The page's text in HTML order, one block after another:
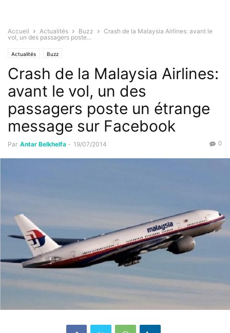
Accueil Actualités Buzz
Crash de la Malaysia Airlines: avant le
vol, un des passagers poste...
Actualités Buzz
Crash de la Malaysia Airlines:
avant le vol, un des
passagers poste un étrange
message sur Facebook
Par Antar Belkhelfa - 19/07/2014 0